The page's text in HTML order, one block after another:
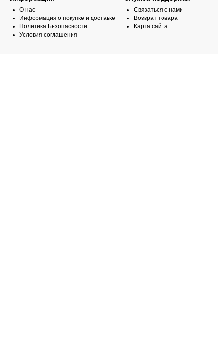
О нас
Информация о покупке и доставке
Политика Безопасности
Условия соглашения
Связаться с нами
Возврат товара
Карта сайта